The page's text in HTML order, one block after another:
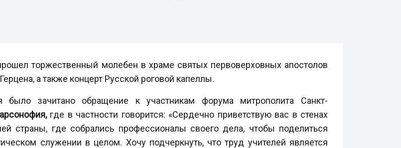
торжественный молебен в храме святых первоверховных апостолов
а также концерт Русской роговой капеллы.
было зачитано обращение к участникам форума митрополита Санкт-
, где в частности говорится: «Сердечно приветствую вас в стенах
страны, где собрались профессионалы своего дела, чтобы поделиться
служении в целом. Хочу подчеркнуть, что труд учителей является